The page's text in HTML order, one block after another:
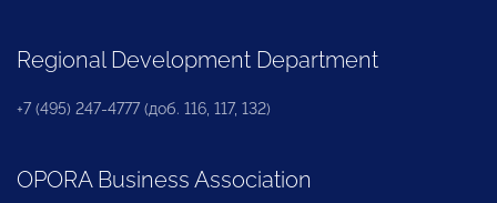
Regional Development Department
+7 (495) 247-4777 (доб. 116, 117, 132)
OPORA Business Association